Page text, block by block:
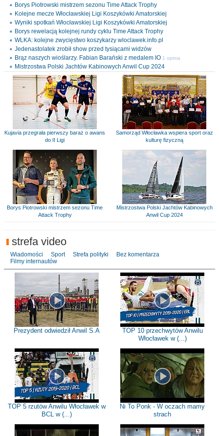
Borys Piotrowski mistrzem sezonu Time Attack Trophy
Kolejne mecze Włocławskiej Ligi Koszykówki Amatorskiej
Wyniki spotkań Włocławskiej Ligi Koszykówki Amatorskiej
Borys rewelacją kolejnej rundy cyklu Time Attack Trophy
WLKA: kolejne zwycięstwo koszykarzy wloclawek.info.pl
Jedenastolatek zrobił show przed tysiącami widzów
Brąz naszych wioślarzy. Fabian Barański z medalem IO 1 opinia
Mistrzostwa Polski Jachtów Kabinowych Anwil Cup 2024
Kujavia przegrała pierwszy baraż o awans
do II Ligi
Samorząd Włocławka wspiera sport oraz
kulturę fizyczną
Borys Piotrowski mistrzem sezonu Time
Attack Trophy
Mistrzostwa Polski Jachtów Kabinowych
Anwil Cup 2024
strefa video
Wiadomości Sport Strefa polityki
Bez komentarza
Filmy internautów
Prezydent odwiedził Anwil S.A
TOP 10 przechwytów Anwilu
Włocławek w (...)
TOP 5 rzutów Anwilu Włocławek w
BCL w (...)
Ni To Ponk - W oczach mamy
strach